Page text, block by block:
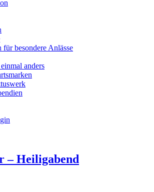
für besondere Anlässe
anders
– Heiligabend